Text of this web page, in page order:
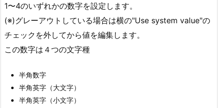
1〜4のいずれかの数字を設定します。
(※)グレーアウトしている場合は横の"Use system value"の
チェックを外してから値を編集します。
この数字は４つの文字種
半角数字
半角英字（大文字）
半角英字（小文字）